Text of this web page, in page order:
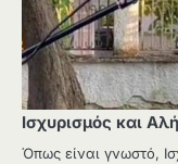
Ισχυρισμός και
Όπως είναι γνωστό,